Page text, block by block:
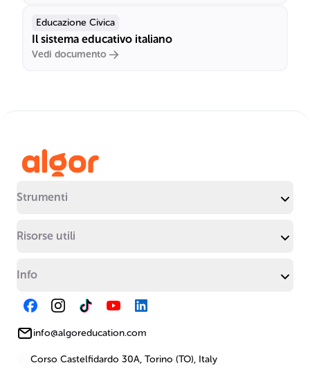
Educazione Civica
Il sistema educativo italiano
Vedi documento
Strumenti
Risorse utili
Info
info@algoreducation.com
Corso Castelfidardo 30A, Torino (TO), Italy